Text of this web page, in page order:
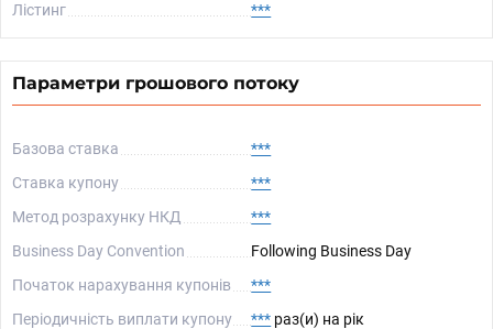
Лістинг ***
Параметри грошового потоку
Базова ставка
***
Ставка купону
***
Метод розрахунку НКД
***
Business Day Convention
Following Business Day
Початок нарахування купонів
***
Періодичність виплати купону
*** раз(и) на рік